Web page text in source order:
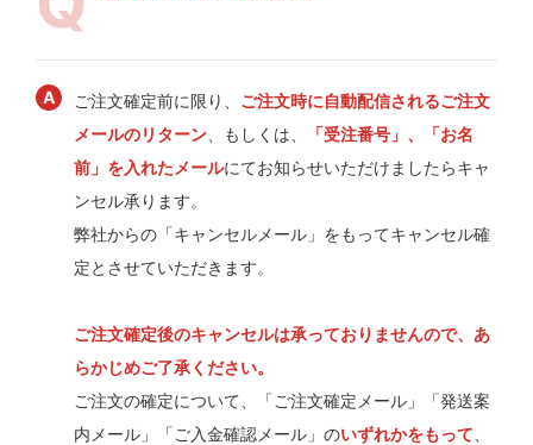
ご注文確定前に限り、 ご注文時に自動配信されるご注文
メールのリターン 、もしくは、
「受注番号」、「お名
前」を入れたメールにてお知らせいただけましたらキャ
ンセル承ります。
弊社からの「キャンセルメール」をもってキャンセル確
定とさせていただきます。
ご注文確定後のキャンセルは承っておりませんので、あ
らかじめご了承ください。
ご注文の確定について、「ご注文確定メール」「発送案
内メール」「ご入金確認メール」のいずれかをもって